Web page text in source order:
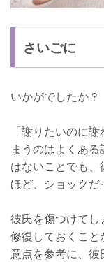
さいごに
いかがでしたか？
「謝りたいのに
まうのはよくあ
はないことでも
ほど、ショックだ
彼氏を傷つけてし
修復しておくこ
意点を参考に、